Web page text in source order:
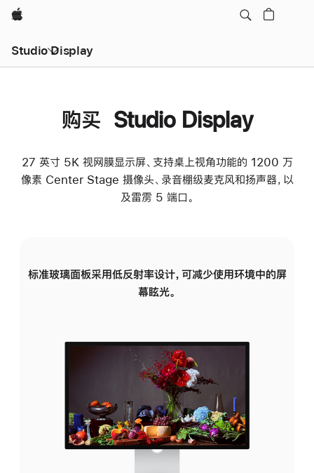
Apple
Studio Display
购买 Studio Display
27 英寸 5K 视网膜显示屏、支持桌上视角功能的 1200 万
像素 Center Stage 摄像头、录音棚级麦克风和扬声器，以
及雷雳 5 端口。
标准玻璃面板采用低反射率设计，可减少使用环境中的屏
幕眩光。